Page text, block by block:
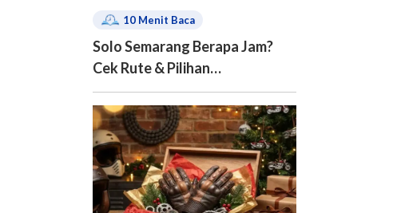
10 Menit Baca
Solo Semarang Berapa Jam?
Cek Rute & Pilihan
Transportasinya